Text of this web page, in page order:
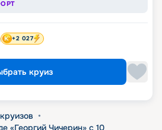
+2 027
круиз
•
«Георгий Чичерин» с 10